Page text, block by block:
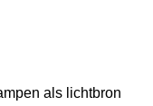
als lichtbron